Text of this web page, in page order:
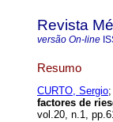
Revista
versão On-line
Resumo
CURTO, Sergio;
factores de
vol.20, n.1,